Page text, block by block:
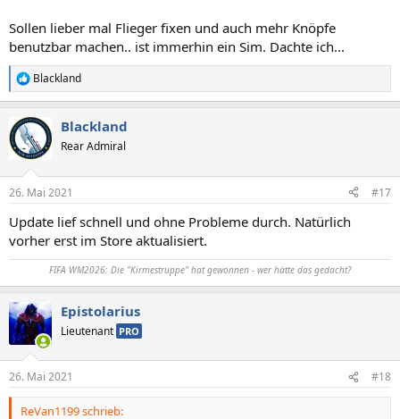
Sollen lieber mal Flieger fixen und auch mehr Knöpfe
benutzbar machen.. ist immerhin ein Sim. Dachte ich...
R
e
k
t
i
e
:
Blackland
Blackland
Rear Admiral
26. Mai 2021 #17
Update lief schnell und ohne Probleme durch. Natürlich
vorher erst im Store aktualisiert.
FIFA WM2026: Die "Kirmestruppe" hat gewonnen - wer hätte das gedacht?
Epistolarius
Lieutenant PRO
26. Mai 2021 #18
ReVan1199 schrieb: